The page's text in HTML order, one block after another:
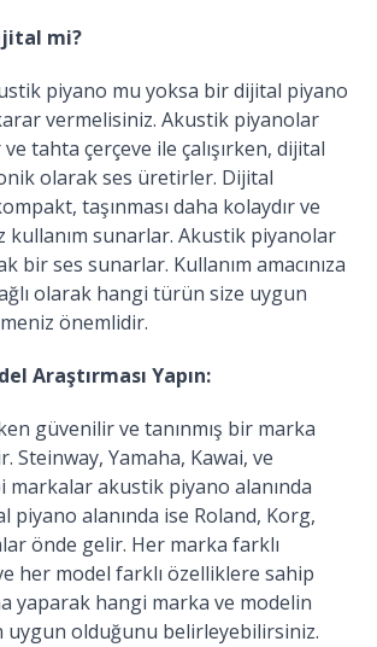
mi?
piyano mu yoksa bir dijital piyano
vermelisiniz. Akustik piyanolar
tahta çerçeve ile çalışırken, dijital
olarak ses üretirler. Dijital
taşınması daha kolaydır ve
kullanım sunarlar. Akustik piyanolar
bir ses sunarlar. Kullanım amacınıza
olarak hangi türün size uygun
önemlidir.
Araştırması Yapın:
güvenilir ve tanınmış bir marka
Steinway, Yamaha, Kawai, ve
akustik piyano alanında
piyano alanında ise Roland, Korg,
önde gelir. Her marka farklı
her model farklı özelliklere sahip
yaparak hangi marka ve modelin
uygun olduğunu belirleyebilirsiniz.